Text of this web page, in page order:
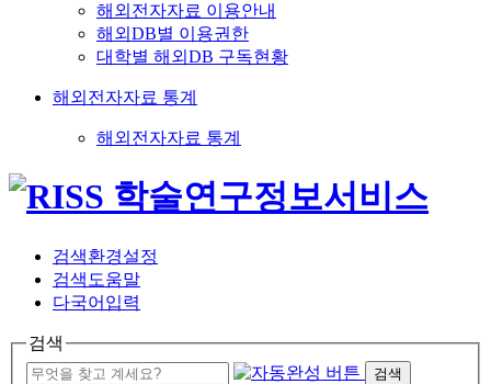
해외전자자료 이용안내
해외DB별 이용권한
대학별 해외DB 구독현황
해외전자자료 통계
해외전자자료 통계
검색환경설정
검색도움말
다국어입력
검색
검색